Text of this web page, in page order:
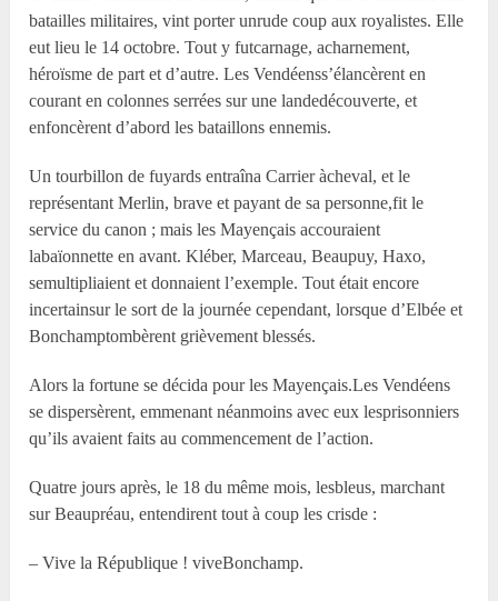
batailles militaires, vint porter unrude coup aux royalistes. Elle
eut lieu le 14 octobre. Tout y futcarnage, acharnement,
héroïsme de part et d’autre. Les Vendéenss’élancèrent en
courant en colonnes serrées sur une landedécouverte, et
enfoncèrent d’abord les bataillons ennemis.
Un tourbillon de fuyards entraîna Carrier àcheval, et le
représentant Merlin, brave et payant de sa personne,fit le
service du canon ; mais les Mayençais accouraient
labaïonnette en avant. Kléber, Marceau, Beaupuy, Haxo,
semultipliaient et donnaient l’exemple. Tout était encore
incertainsur le sort de la journée cependant, lorsque d’Elbée et
Bonchamptombèrent grièvement blessés.
Alors la fortune se décida pour les Mayençais.Les Vendéens
se dispersèrent, emmenant néanmoins avec eux lesprisonniers
qu’ils avaient faits au commencement de l’action.
Quatre jours après, le 18 du même mois, lesbleus, marchant
sur Beaupréau, entendirent tout à coup les crisde :
– Vive la République ! viveBonchamp.